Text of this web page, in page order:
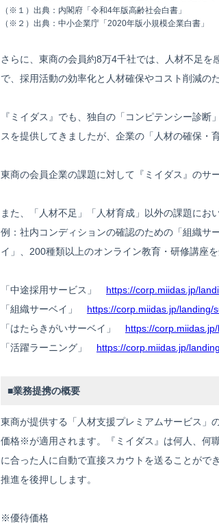
（※１）出典：内閣府「令和4年版高齢社会白書」
（※２）出典：中小企業庁「2020年版小規模企業白書」
さらに、東商の会員約8万4千社では、人材不足
で、採用活動の効率化と人材確保やコスト削減の
『ミイダス』でも、独自の「コンピテンシー診
スを提供してきましたが、企業の「人材の確保・
東商の会員企業の課題に対して『ミイダス』のサ
また、「人材不足」「人材育成」以外の課題にお
例：社内コンディションの確認のための「組織サ
イ」、200種類以上のオンライン教育・研修講座
「中途採用サービス」 https://corp.miidas.jp/
「組織サーベイ」 https://corp.miidas.jp/landing/
「はたらきがいサーベイ」 https://
「活躍ラーニング」 https://corp.miidas.jp/
■業務提携の概要
東商が提供する「人材支援プレミアムサービス」
価格※が適用されます。『ミイダス』は何人、何
に合った人に自動で直接スカウトを送ることがで
推進を後押しします。
※優待価格